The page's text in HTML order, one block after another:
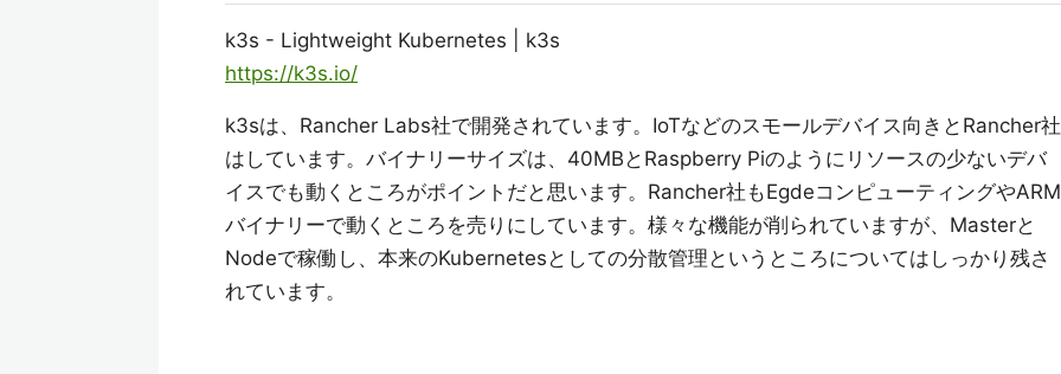
k3s - Lightweight Kubernetes | k3s
https://k3s.io/
k3sは、Rancher Labs社で開発されています。IoTなどのスモールデバイス向きとRancher社
はしています。バイナリーサイズは、40MBとRaspberry Piのようにリソースの少ないデバ
イスでも動くところがポイントだと思います。Rancher社もEgdeコンピューティングやARM
バイナリーで動くところを売りにしています。様々な機能が削られていますが、Masterと
Nodeで稼働し、本来のKubernetesとしての分散管理というところについてはしっかり残さ
れています。